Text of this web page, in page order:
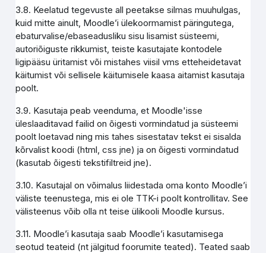
3.8. Keelatud tegevuste all peetakse silmas muuhulgas,
kuid mitte ainult, Moodle’i ülekoormamist päringutega,
ebaturvalise/ebaseadusliku sisu lisamist süsteemi,
autoriõiguste rikkumist, teiste kasutajate kontodele
ligipääsu üritamist või mistahes viisil vms etteheidetavat
käitumist või sellisele käitumisele kaasa aitamist kasutaja
poolt.
3.9. Kasutaja peab veenduma, et Moodle'isse
üleslaaditavad failid on õigesti vormindatud ja süsteemi
poolt loetavad ning mis tahes sisestatav tekst ei sisalda
kõrvalist koodi (html, css jne) ja on õigesti vormindatud
(kasutab õigesti tekstifiltreid jne).
3.10. Kasutajal on võimalus liidestada oma konto Moodle’i
väliste teenustega, mis ei ole TTK-i poolt kontrollitav. See
välisteenus võib olla nt teise ülikooli Moodle kursus.
3.11. Moodle’i kasutaja saab Moodle’i kasutamisega
seotud teateid (nt jälgitud foorumite teated). Teated saab